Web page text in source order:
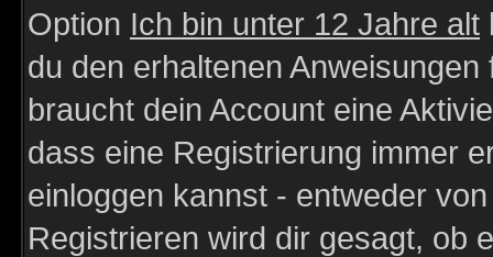
Option Ich bin unter 12 Jahre alt
du den erhaltenen
braucht dein Account eine
dass eine Registrierung immer
einloggen kannst - entweder
Registrieren wird dir gesagt, ob